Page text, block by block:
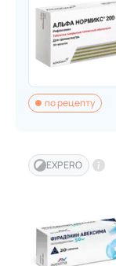
по рецепту
EXPERO